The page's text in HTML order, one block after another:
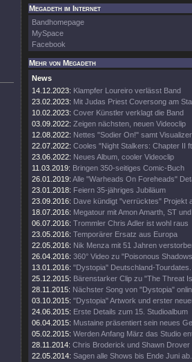
Megadeth im Internet
Bandhomepage
MySpace
Facebook
Mehr von Megadeth
News
14.12.2023: Klampfer Loureiro verlässt Band
23.02.2023: Mit Judas Priest Coversong am
10.02.2023: Cover Künstler verklagt die Band
03.09.2022: Zeigen nächsten, neuen Videoclip
12.08.2022: Nettes "Sodier On!" samt Visualizer
22.07.2022: Cooles "Night Stalkers: Chapter II
23.06.2022: Neues Album, cooler Videoclip
11.03.2019: Bringen 350-seitiges Comic-Buch
26.01.2019: Alle "Warheads On Foreheads"
23.01.2018: Feiern 35-jähriges Jubiläum
23.09.2016: Dave kündigt "verrücktes" Projekt
18.07.2016: Megatour mit Amon Amarth, ST
06.07.2016: Trommler Chris Adler ist wohl raus
23.05.2016: Temporärer Ersatz aus Europa
22.05.2016: Nik Menza mit 51 Jahren
26.04.2016: 360° Video zu "Poisonous
13.01.2016: "Dystopia" Deutschland-Tourdates.
25.12.2015: Bärenstarker Clip zu "The Threat
28.11.2015: Nächster Song von "Dystopia"
03.10.2015: "Dystopia" Artwork und erster
24.06.2015: Erste Details zum 15. Studioalbum
06.04.2015: Mustaine präsentiert sein neues
05.02.2015: Werden Anfang März das Studio
28.11.2014: Chris Broderick und Shawn
22.05.2014: Sagen alle Shows bis Ende Juni ab.